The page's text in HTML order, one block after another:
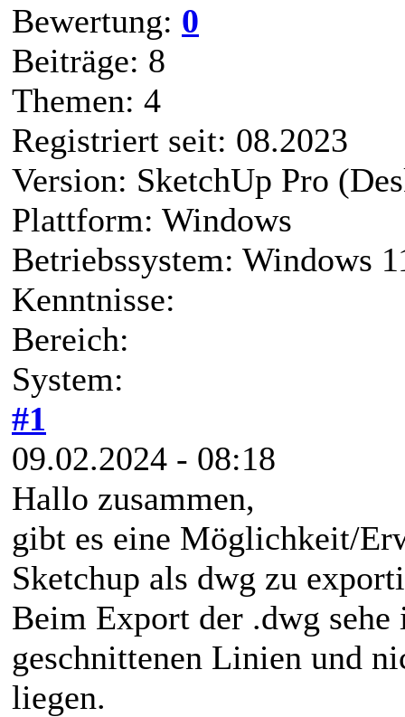
Bewertung: 0
Beiträge: 8
Themen: 4
Registriert seit: 08.2023
Version: SketchUp Pro
Plattform: Windows
Betriebssystem: Windows
Kenntnisse:
Bereich:
System:
#1
09.02.2024 - 08:18
Hallo zusammen,
gibt es eine Möglichkeit/
Sketchup als dwg zu
Beim Export der .dwg
geschnittenen Linien und
liegen.